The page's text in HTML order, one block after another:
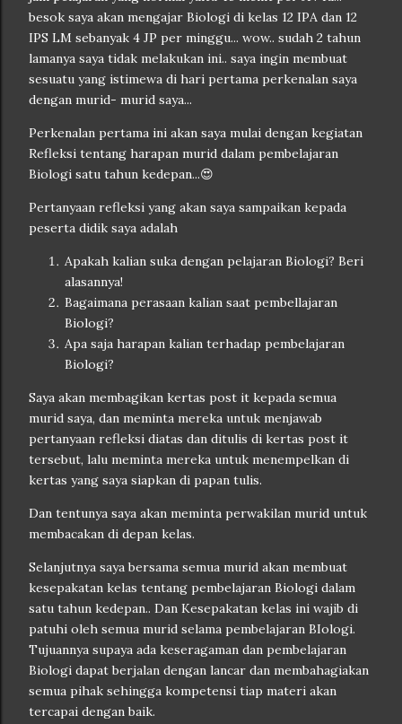
besok saya akan mengajar Biologi di kelas 12 IPA dan 12
IPS LM sebanyak 4 JP per minggu... wow.. sudah 2 tahun
lamanya saya tidak melakukan ini.. saya ingin membuat
sesuatu yang istimewa di hari pertama perkenalan saya
dengan murid- murid saya...
Perkenalan pertama ini akan saya mulai dengan kegiatan
Refleksi tentang harapan murid dalam pembelajaran
Biologi satu tahun kedepan...😍
Pertanyaan refleksi yang akan saya sampaikan kepada
peserta didik saya adalah
Apakah kalian suka dengan pelajaran Biologi? Beri
alasannya!
Bagaimana perasaan kalian saat pembellajaran
Biologi?
Apa saja harapan kalian terhadap pembelajaran
Biologi?
Saya akan membagikan kertas post it kepada semua
murid saya, dan meminta mereka untuk menjawab
pertanyaan refleksi diatas dan ditulis di kertas post it
tersebut, lalu meminta mereka untuk menempelkan di
kertas yang saya siapkan di papan tulis.
Dan tentunya saya akan meminta perwakilan murid untuk
membacakan di depan kelas.
Selanjutnya saya bersama semua murid akan membuat
kesepakatan kelas tentang pembelajaran Biologi dalam
satu tahun kedepan.. Dan Kesepakatan kelas ini wajib di
patuhi oleh semua murid selama pembelajaran BIologi.
Tujuannya supaya ada keseragaman dan pembelajaran
Biologi dapat berjalan dengan lancar dan membahagiakan
semua pihak sehingga kompetensi tiap materi akan
tercapai dengan baik.